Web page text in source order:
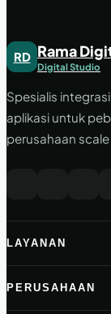
RD Rama
Digital Studio
Spesialis
aplikasi untuk
perusahaan
LAYANAN
PERUSAHAAN